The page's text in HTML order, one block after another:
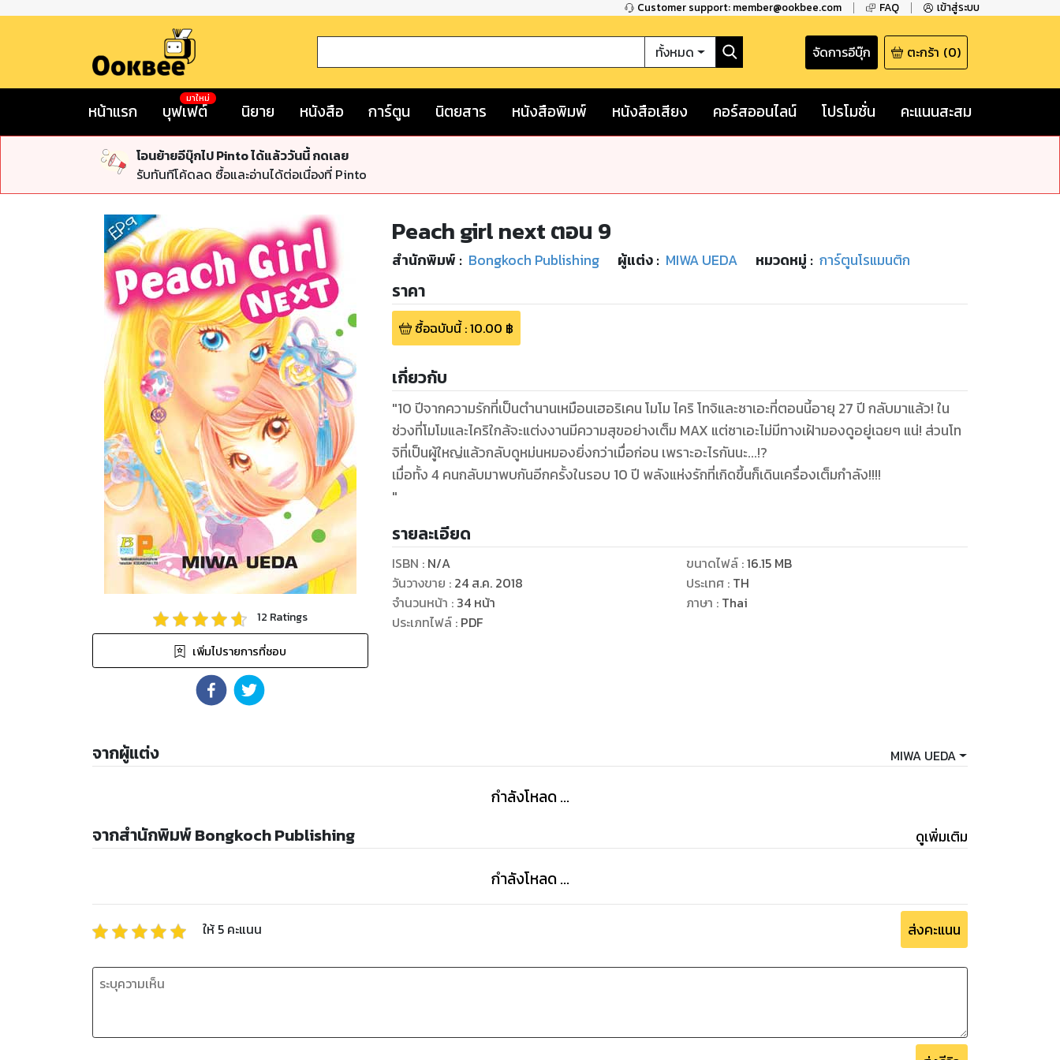
Customer support: member@ookbee.com FAQ เข้าสู่ระบบ
ทั้งหมด จัดการอีบุ๊ก ตะกร้า (0)
หน้าแรก บุฟเฟต์
มาใหม่
นิยาย หนังสือ การ์ตูน นิตยสาร หนังสือพิมพ์ หนังสือเสียง คอร์สออนไลน์ โปรโมชั่น คะแนนสะสม
โอนย้ายอีบุ๊กไป Pinto ได้แล้ววันนี้ กดเลย
รับทันทีโค้ดลด ซื้อและอ่านได้ต่อเนื่องที่ Pinto
12 Ratings
เพิ่มไปรายการที่ชอบ
Peach girl next ตอน 9
สำนักพิมพ์ : Bongkoch Publishing ผู้แต่ง : MIWA UEDA หมวดหมู่ : การ์ตูนโรแมนติก
ราคา
ซื้อฉบับนี้:10.00 ฿
เกี่ยวกับ
"10 ปีจากความรักที่เป็นตำนานเหมือนเฮอริเคน โมโม ไคริ โทจิและซาเอะที่ตอนนี้อายุ 27 ปี กลับมาแล้ว! ใน
ช่วงที่โมโมและไคริใกล้จะแต่งงานมีความสุขอย่างเต็ม MAX แต่ซาเอะไม่มีทางเฝ้ามองดูอยู่เฉยๆ แน่! ส่วนโท
จิที่เป็นผู้ใหญ่แล้วกลับดูหม่นหมองยิ่งกว่าเมื่อก่อน เพราะอะไรกันนะ...!?
เมื่อทั้ง 4 คนกลับมาพบกันอีกครั้งในรอบ 10 ปี พลังแห่งรักที่เกิดขึ้นก็เดินเครื่องเต็มกำลัง!!!!
"
รายละเอียด
ISBN : N/A
วันวางขาย : 24 ส.ค. 2018
จำนวนหน้า : 34 หน้า
ประเภทไฟล์: PDF
ขนาดไฟล์:16.15 MB
ประเทศ : TH
ภาษา : Thai
จากผู้แต่ง MIWA UEDA
กำลังโหลด ...
จากสำนักพิมพ์ Bongkoch Publishing ดูเพิ่มเติม
กำลังโหลด ...
ให้ 5 คะแนน ส่งคะแนน